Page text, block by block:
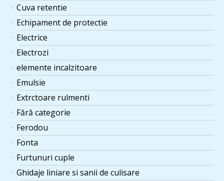
Cuva retentie
Echipament de protectie
Electrice
Electrozi
elemente incalzitoare
Emulsie
Extrctoare rulmenti
Fără categorie
Ferodou
Fonta
Furtunuri cuple
Ghidaje liniare si sanii de culisare